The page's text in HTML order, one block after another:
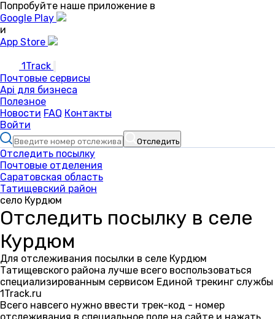
Попробуйте наше приложение в
Google Play
и
App Store
1Track
Почтовые сервисы
Api для бизнеса
Полезное
Новости FAQ Контакты
Войти
Отследить
Отследить посылку
Почтовые отделения
Саратовская область
Татищевский район
село Курдюм
Отследить посылку в селе
Курдюм
Для отслеживания посылки в селе Курдюм
Татищевского района лучше всего воспользоваться
специализированным сервисом Единой трекинг службы
1Track.ru
Всего навсего нужно ввести трек-код - номер